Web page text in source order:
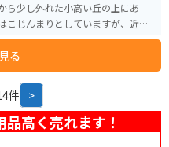
ら少し外れた小高い丘の上にあ
こじんまりとしていますが、近く
ことも多いです。
る
件 >
高く売れます！